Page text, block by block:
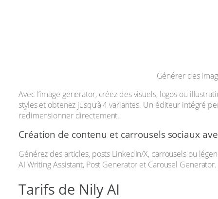
Générer des
Avec l’image generator, créez des visuels, logos ou
styles et obtenez jusqu’à 4 variantes. Un éditeur intégré
redimensionner directement.
Création de contenu et carrousels sociaux
Générez des articles, posts LinkedIn/X, carrousels ou
AI Writing Assistant, Post Generator et Carousel Generator.
Tarifs de Nily AI